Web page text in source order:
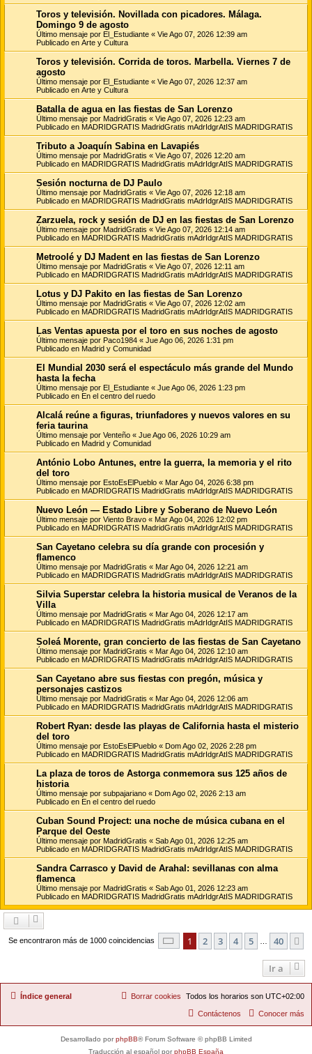
Toros y televisión. Novillada con picadores. Málaga.
Domingo 9 de agosto
Último mensaje por El_Estudiante « Vie Ago 07, 2026 12:39 am
Publicado en Arte y Cultura
Toros y televisión. Corrida de toros. Marbella. Viernes 7 de
agosto
Último mensaje por El_Estudiante « Vie Ago 07, 2026 12:37 am
Publicado en Arte y Cultura
Batalla de agua en las fiestas de San Lorenzo
Último mensaje por MadridGratis « Vie Ago 07, 2026 12:23 am
Publicado en MADRIDGRATIS MadridGratis mAdrIdgrAtIS MADRIDGRATIS
Tributo a Joaquín Sabina en Lavapiés
Último mensaje por MadridGratis « Vie Ago 07, 2026 12:20 am
Publicado en MADRIDGRATIS MadridGratis mAdrIdgrAtIS MADRIDGRATIS
Sesión nocturna de DJ Paulo
Último mensaje por MadridGratis « Vie Ago 07, 2026 12:18 am
Publicado en MADRIDGRATIS MadridGratis mAdrIdgrAtIS MADRIDGRATIS
Zarzuela, rock y sesión de DJ en las fiestas de San Lorenzo
Último mensaje por MadridGratis « Vie Ago 07, 2026 12:14 am
Publicado en MADRIDGRATIS MadridGratis mAdrIdgrAtIS MADRIDGRATIS
Metroolé y DJ Madent en las fiestas de San Lorenzo
Último mensaje por MadridGratis « Vie Ago 07, 2026 12:11 am
Publicado en MADRIDGRATIS MadridGratis mAdrIdgrAtIS MADRIDGRATIS
Lotus y DJ Pakito en las fiestas de San Lorenzo
Último mensaje por MadridGratis « Vie Ago 07, 2026 12:02 am
Publicado en MADRIDGRATIS MadridGratis mAdrIdgrAtIS MADRIDGRATIS
Las Ventas apuesta por el toro en sus noches de agosto
Último mensaje por Paco1984 « Jue Ago 06, 2026 1:31 pm
Publicado en Madrid y Comunidad
El Mundial 2030 será el espectáculo más grande del Mundo
hasta la fecha
Último mensaje por El_Estudiante « Jue Ago 06, 2026 1:23 pm
Publicado en En el centro del ruedo
Alcalá reúne a figuras, triunfadores y nuevos valores en su
feria taurina
Último mensaje por Venteño « Jue Ago 06, 2026 10:29 am
Publicado en Madrid y Comunidad
António Lobo Antunes, entre la guerra, la memoria y el rito
del toro
Último mensaje por EstoEsElPueblo « Mar Ago 04, 2026 6:38 pm
Publicado en MADRIDGRATIS MadridGratis mAdrIdgrAtIS MADRIDGRATIS
Nuevo León — Estado Libre y Soberano de Nuevo León
Último mensaje por Viento Bravo « Mar Ago 04, 2026 12:02 pm
Publicado en MADRIDGRATIS MadridGratis mAdrIdgrAtIS MADRIDGRATIS
San Cayetano celebra su día grande con procesión y
flamenco
Último mensaje por MadridGratis « Mar Ago 04, 2026 12:21 am
Publicado en MADRIDGRATIS MadridGratis mAdrIdgrAtIS MADRIDGRATIS
Silvia Superstar celebra la historia musical de Veranos de la
Villa
Último mensaje por MadridGratis « Mar Ago 04, 2026 12:17 am
Publicado en MADRIDGRATIS MadridGratis mAdrIdgrAtIS MADRIDGRATIS
Soleá Morente, gran concierto de las fiestas de San Cayetano
Último mensaje por MadridGratis « Mar Ago 04, 2026 12:10 am
Publicado en MADRIDGRATIS MadridGratis mAdrIdgrAtIS MADRIDGRATIS
San Cayetano abre sus fiestas con pregón, música y
personajes castizos
Último mensaje por MadridGratis « Mar Ago 04, 2026 12:06 am
Publicado en MADRIDGRATIS MadridGratis mAdrIdgrAtIS MADRIDGRATIS
Robert Ryan: desde las playas de California hasta el misterio
del toro
Último mensaje por EstoEsElPueblo « Dom Ago 02, 2026 2:28 pm
Publicado en MADRIDGRATIS MadridGratis mAdrIdgrAtIS MADRIDGRATIS
La plaza de toros de Astorga conmemora sus 125 años de
historia
Último mensaje por subpajariano « Dom Ago 02, 2026 2:13 am
Publicado en En el centro del ruedo
Cuban Sound Project: una noche de música cubana en el
Parque del Oeste
Último mensaje por MadridGratis « Sab Ago 01, 2026 12:25 am
Publicado en MADRIDGRATIS MadridGratis mAdrIdgrAtIS MADRIDGRATIS
Sandra Carrasco y David de Arahal: sevillanas con alma
flamenca
Último mensaje por MadridGratis « Sab Ago 01, 2026 12:23 am
Publicado en MADRIDGRATIS MadridGratis mAdrIdgrAtIS MADRIDGRATIS
Se encontraron más de 1000 coincidencias Página de 40
1 2 3 4 5 40
Ir a
Índice general Todos los horarios son UTC+02:00
Borrar cookies
Conocer más
Contáctenos
Desarrollado porphpBB® Forum Software © phpBB Limited
Traducción al español porphpBB España